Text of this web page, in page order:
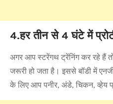
4.हर तीन से 4 घंटे में
अगर आप स्टरेंगथ ट्रेंनिंग कर रहे हैं
जरूरी हो जता है। इससे बॉडी में
के लिए आप पनीर, अंडे, चिकन, व्हेय